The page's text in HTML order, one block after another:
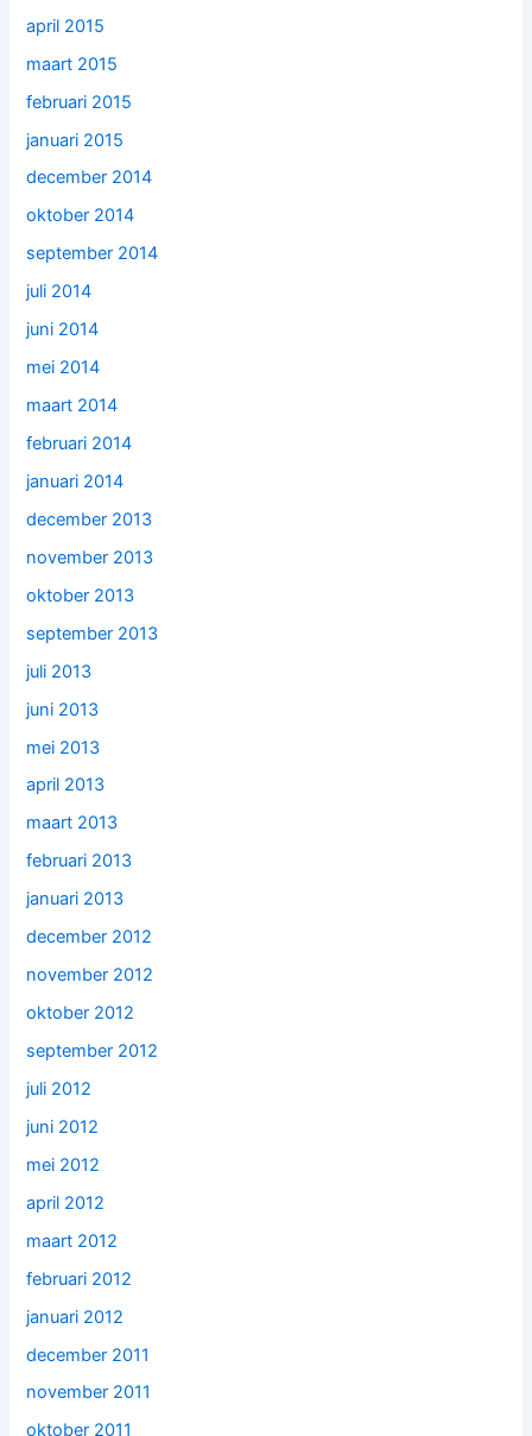
april 2015
maart 2015
februari 2015
januari 2015
december 2014
oktober 2014
september 2014
juli 2014
juni 2014
mei 2014
maart 2014
februari 2014
januari 2014
december 2013
november 2013
oktober 2013
september 2013
juli 2013
juni 2013
mei 2013
april 2013
maart 2013
februari 2013
januari 2013
december 2012
november 2012
oktober 2012
september 2012
juli 2012
juni 2012
mei 2012
april 2012
maart 2012
februari 2012
januari 2012
december 2011
november 2011
oktober 2011